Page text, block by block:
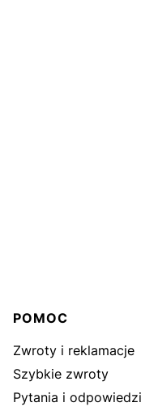
Linki w
POMOC
Zwroty i reklamacje
Szybkie zwroty
Pytania i odpowiedzi